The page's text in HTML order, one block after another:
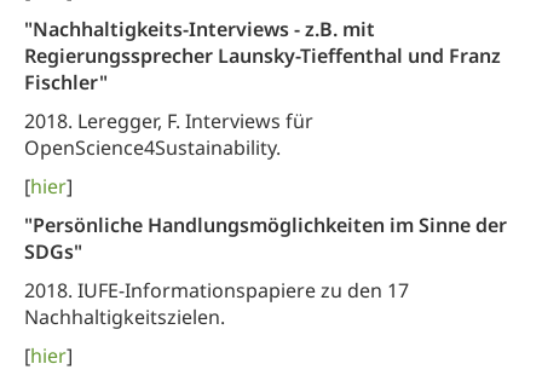
"Nachhaltigkeits-Interviews - z.B. mit
Regierungssprecher Launsky-Tieffenthal und Franz
Fischler"
2018. Leregger, F. Interviews für
OpenScience4Sustainability.
[hier]
"Persönliche Handlungsmöglichkeiten im Sinne der
SDGs"
2018. IUFE-Informationspapiere zu den 17
Nachhaltigkeitszielen.
[hier]